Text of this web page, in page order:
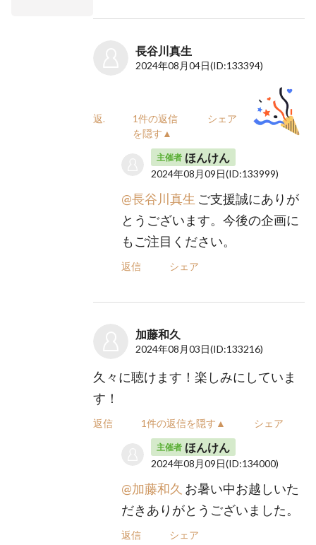
長谷川真生
2024年08月04日(ID:133394)
返信
1件の返信
を隠す▲
シェア
主催者 ほんけん
2024年08月09日(ID:133999)
@長谷川真生 ご支援誠にありが
とうございます。今後の企画に
もご注目ください。
返信 シェア
加藤和久
2024年08月03日(ID:133216)
久々に聴けます！楽しみにしていま
す！
返信 1件の返信を隠す▲ シェア
主催者 ほんけん
2024年08月09日(ID:134000)
@加藤和久 お暑い中お越しいた
だきありがとうございました。
返信 シェア